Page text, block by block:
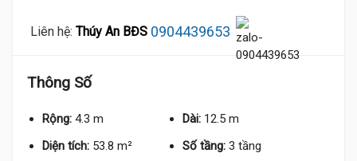
Liên hệ: Thúy An BĐS 0904439653
Thông Số
Rộng: 4.3 m Dài: 12.5 m
Diện tích: 53.8 m² Số tầng: 3 tầng